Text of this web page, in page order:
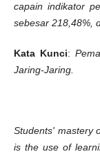
capain indikator
sebesar 218,48%,
Kata Kunci:
Jaring-Jaring.
Students' mastery
is the use of